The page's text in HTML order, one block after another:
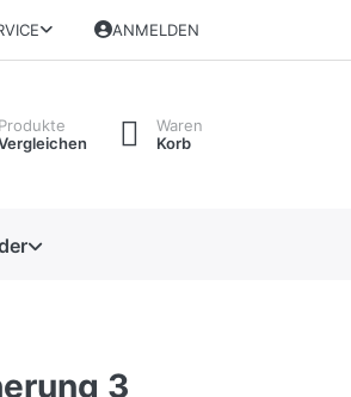
ANMELDEN
Produkte
Waren
Korb
3